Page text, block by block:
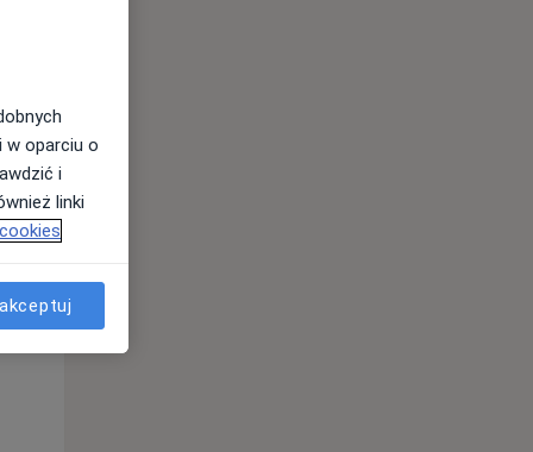
Śr,
12 Sie
w oparciu o
i
linki